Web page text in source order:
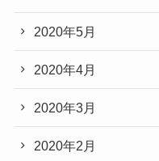
2020年5月
2020年4月
2020年3月
2020年2月